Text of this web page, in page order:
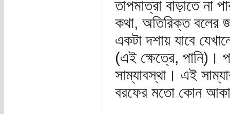
তাপমাত্রা বাড়াতে
কথা, অতিরিক্ত বলের
একটা দশায় যাবে
(এই ক্ষেত্রে, পানি)।
সাম্যাবস্থা। এই
বরফের মতো কোন